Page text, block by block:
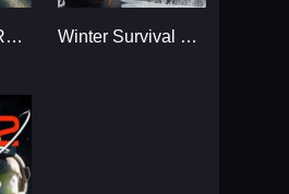
Tom Clancy’s Rainbow Six Winter Survival Simulator